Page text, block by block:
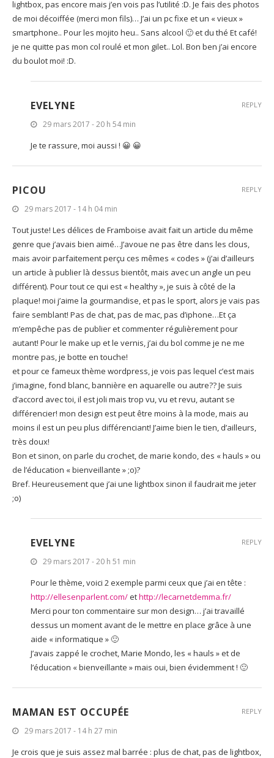
lightbox, pas encore mais j’en vois pas l’utilité :D. Je fais des photos
de moi décoiffée (merci mon fils)… J’ai un pc fixe et un « vieux »
smartphone.. Pour les mojito heu.. Sans alcool 🙂 et du thé Et café!
je ne quitte pas mon col roulé et mon gilet.. Lol. Bon ben j’ai encore
du boulot moi! :D.
EVELYNE
29 mars 2017 - 20 h 54 min
Je te rassure, moi aussi ! 😀 😀
REPLY
PICOU
29 mars 2017 - 14 h 04 min
Tout juste! Les délices de Framboise avait fait un article du même
genre que j’avais bien aimé…J’avoue ne pas être dans les clous,
mais avoir parfaitement perçu ces mêmes « codes » (j’ai d’ailleurs
un article à publier là dessus bientôt, mais avec un angle un peu
différent). Pour tout ce qui est « healthy », je suis à côté de la
plaque! moi j’aime la gourmandise, et pas le sport, alors je vais pas
faire semblant! Pas de chat, pas de mac, pas d’iphone…Et ça
m’empêche pas de publier et commenter régulièrement pour
autant! Pour le make up et le vernis, j’ai du bol comme je ne me
montre pas, je botte en touche!
et pour ce fameux thème wordpress, je vois pas lequel c’est mais
j’imagine, fond blanc, bannière en aquarelle ou autre?? Je suis
d’accord avec toi, il est joli mais trop vu, vu et revu, autant se
différencier! mon design est peut être moins à la mode, mais au
moins il est un peu plus différenciant! J’aime bien le tien, d’ailleurs,
très doux!
Bon et sinon, on parle du crochet, de marie kondo, des « hauls » ou
de l’éducation « bienveillante » ;o)?
Bref. Heureusement que j’ai une lightbox sinon il faudrait me jeter
;o)
REPLY
EVELYNE
29 mars 2017 - 20 h 51 min
Pour le thème, voici 2 exemple parmi ceux que j’ai en tête :
http://ellesenparlent.com/ethttp://lecarnetdemma.fr/
Merci pour ton commentaire sur mon design… j’ai travaillé
dessus un moment avant de le mettre en place grâce à une
aide « informatique » 🙂
J’avais zappé le crochet, Marie Mondo, les « hauls » et de
l’éducation « bienveillante » mais oui, bien évidemment ! 🙂
REPLY
MAMAN EST OCCUPÉE
29 mars 2017 - 14 h 27 min
Je crois que je suis assez mal barrée : plus de chat, pas de lightbox,
REPLY